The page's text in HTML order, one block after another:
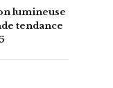
lumineuse
tendance